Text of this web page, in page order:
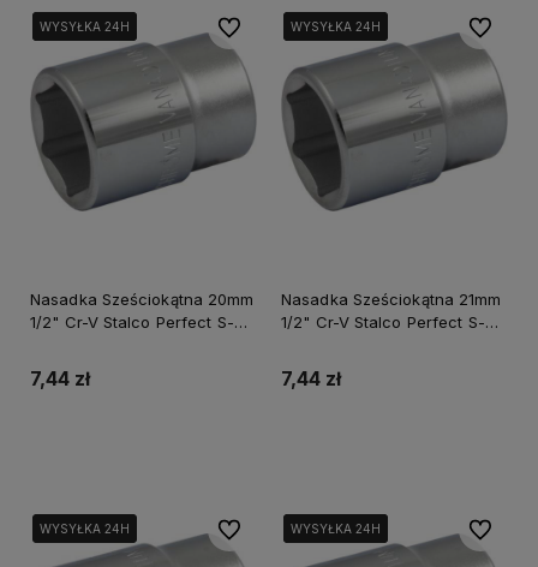
WYSYŁKA 24H
WYSYŁKA 24H
WYSYŁKA 24H
Nasadka Sześciokątna 20mm
1/2" Cr-V Stalco Perfect S-
7,44 zł
Do ulubionychWYSYŁKA 24H
WYSYŁKA 24H
WYSYŁKA 24H
Nasadka Sześciokątna 21mm
1/2" Cr-V Stalco Perfect S-
7,44 zł
Do
WYSYŁKA 24H
WYSYŁKA 24H Do ulubionychWYSYŁKA 24H
WYSYŁKA 24H
WYSYŁKA 24H Do